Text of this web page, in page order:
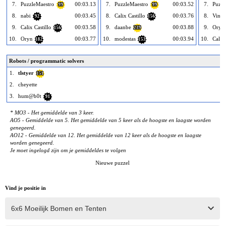
7.
PuzzleMaestro 99
00:03.13
8.
nabi 92
00:03.45
9.
Calix Castillo 156
00:03.58
10.
Oryn 182 00:03.77
7.
PuzzleMaestro 99
00:03.52
8.
Calix Castillo 156
00:03.76
9.
daanbe 239
00:03.88
10.
modestas 153 00:03.94
7.
8.
9.
Oryn
10.
Robots / programmatic solvers
1.
tlstyer 151
2.
cheyette
3.
hum@b0t 91
* MO3 - Het gemiddelde van 3 keer.
AO5 - Gemiddelde van 5. Het gemiddelde van 5 keer als de hoogste en laagste worden
genegeerd.
AO12 - Gemiddelde van 12. Het gemiddelde van 12 keer als de hoogste en laagste
worden genegeerd.
Je moet ingelogd zijn om je gemiddeldes te volgen
Nieuwe puzzel
Vind je positie in